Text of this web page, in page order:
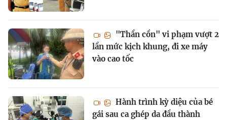
"Thần cồn" vi phạm vượt 2
lần mức kịch khung, đi xe máy
vào cao tốc
Hành trình kỳ diệu của bé
gái sau ca ghép da đầu thành